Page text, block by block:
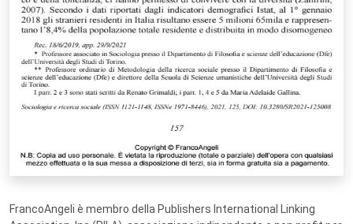
FrancoAngeli è membro della Publishers International Linking